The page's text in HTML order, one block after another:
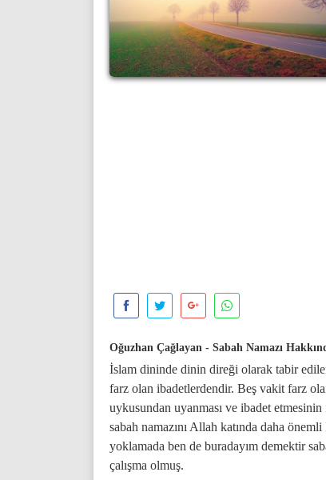
Oğuzhan Çağlayan - Sabah Namazı
İslam dininde dinin direği olarak tabir
farz olan ibadetlerdendir. Beş vakit farz
uykusundan uyanması ve ibadet
sabah namazını Allah katında daha
yoklamada ben de buradayım demektir
çalışma olmuş.